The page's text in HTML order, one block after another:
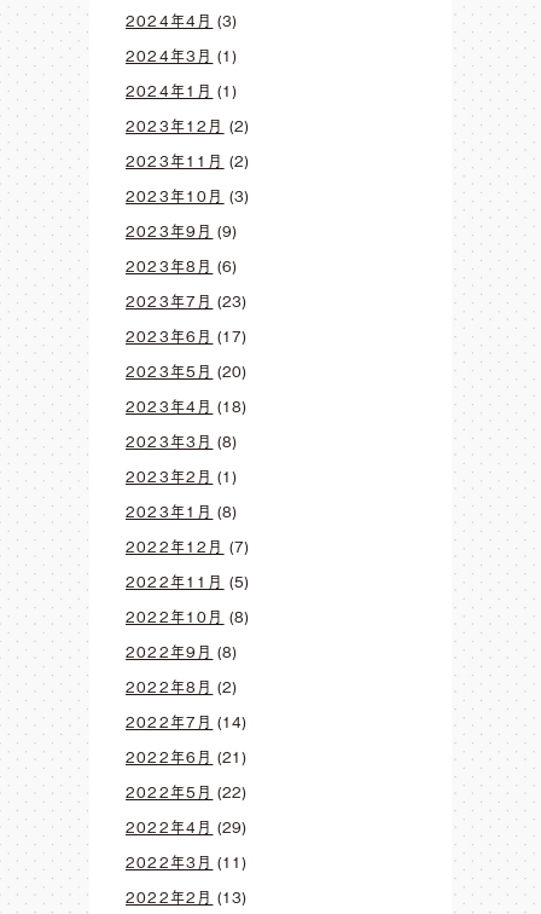
2024年4月 (3)
2024年3月 (1)
2024年1月 (1)
2023年12月 (2)
2023年11月 (2)
2023年10月 (3)
2023年9月 (9)
2023年8月 (6)
2023年7月 (23)
2023年6月 (17)
2023年5月 (20)
2023年4月 (18)
2023年3月 (8)
2023年2月 (1)
2023年1月 (8)
2022年12月 (7)
2022年11月 (5)
2022年10月 (8)
2022年9月 (8)
2022年8月 (2)
2022年7月 (14)
2022年6月 (21)
2022年5月 (22)
2022年4月 (29)
2022年3月 (11)
2022年2月 (13)